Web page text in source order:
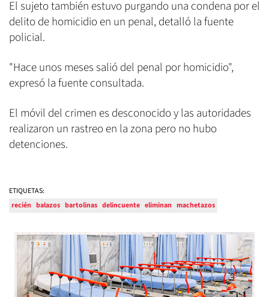
El sujeto también estuvo purgando una condena por el
delito de homicidio en un penal, detalló la fuente
policial.
"Hace unos meses salió del penal por homicidio",
expresó la fuente consultada.
El móvil del crimen es desconocido y las autoridades
realizaron un rastreo en la zona pero no hubo
detenciones.
ETIQUETAS:
recién balazos bartolinas delincuente eliminan machetazos